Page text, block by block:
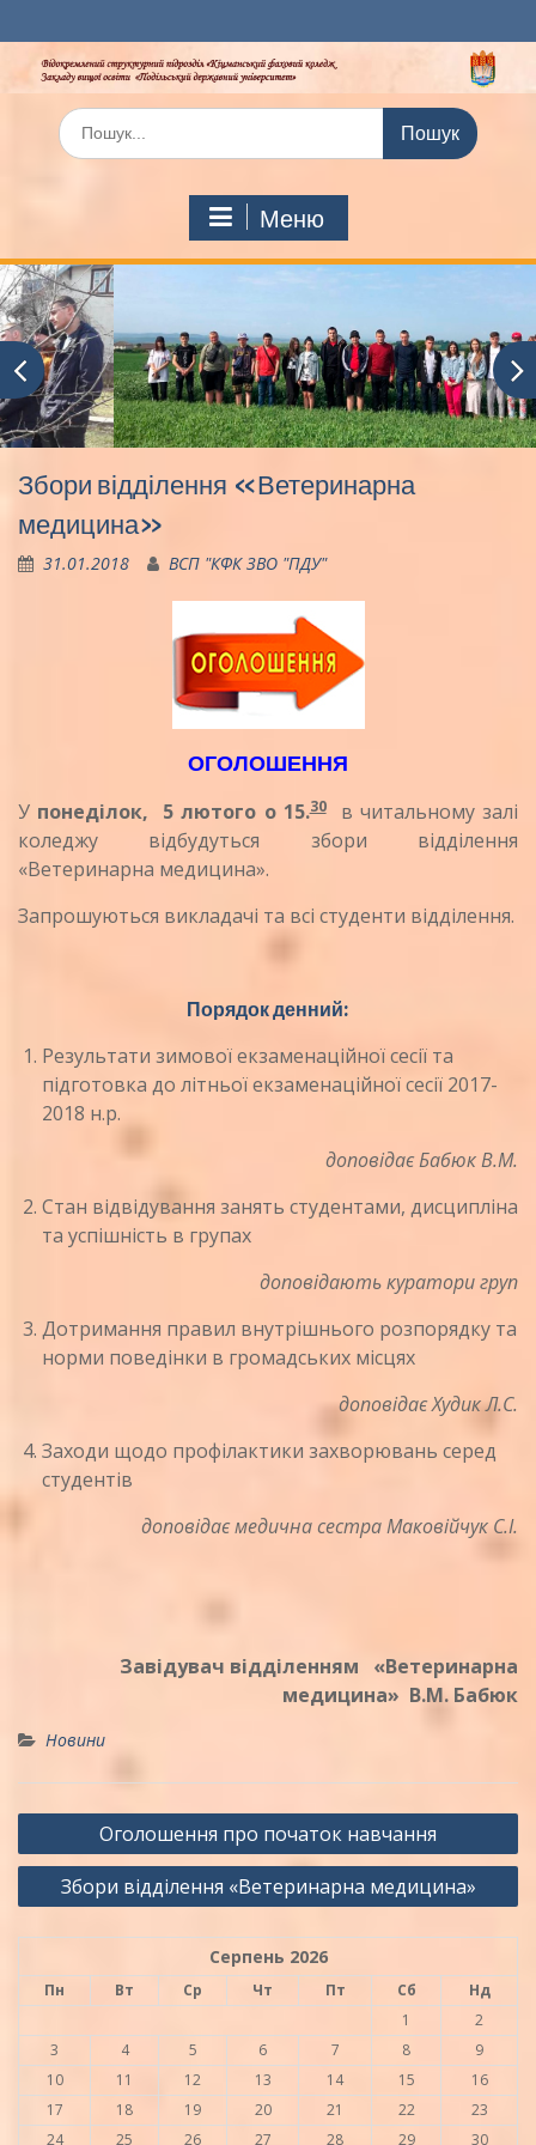
до
вмісту
Шукати:
Меню
Збори відділення «Ветеринарна
медицина»
31.01.2018 ВСП "КФК ЗВО "ПДУ"
ОГОЛОШЕННЯ
У понеділок, 5 лютого о 15.30в читальному залі
коледжу відбудуться збори відділення
«Ветеринарна медицина».
Запрошуються викладачі та всі студенти відділення.
Порядок денний:
Результати зимової екзаменаційної сесії та
підготовка до літньої екзаменаційної сесії 2017-
2018 н.р.
доповідає Бабюк В.М.
Стан відвідування занять студентами, дисципліна
та успішність в групах
доповідають куратори груп
Дотримання правил внутрішнього розпорядку та
норми поведінки в громадських місцях
доповідає Худик Л.С.
Заходи щодо профілактики захворювань серед
студентів
доповідає медична сестра Маковійчук С.І.
Завідувач відділенням «Ветеринарна
медицина» В.М. Бабюк
Новини
Навігація
записів
Оголошення про початок навчання
Збори відділення «Ветеринарна медицина»
Серпень 2026
Пн Вт Ср Чт Пт Сб
Нд
1
2
3
4 5 6 7 8
9
10
11 12 13 14 15
16
17
18 19 20 21 22
23
24
25 26 27 28 29 30